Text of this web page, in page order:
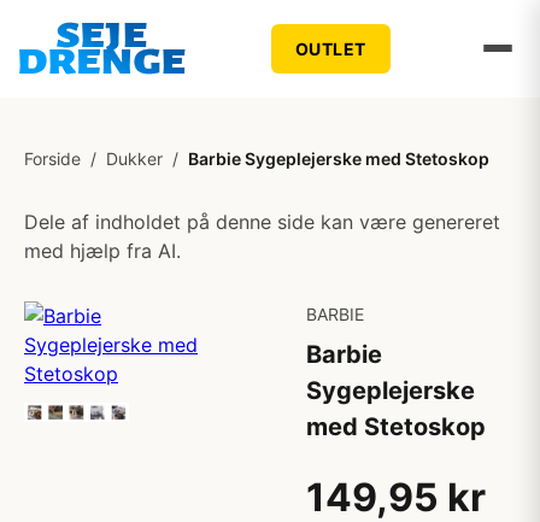
OUTLET
Forside / Dukker / Barbie Sygeplejerske med Stetoskop
Dele af indholdet på denne side kan være genereret
med hjælp fra AI.
BARBIE
Barbie
Sygeplejerske
med Stetoskop
149,95 kr